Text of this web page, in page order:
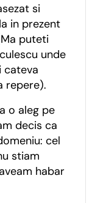
si
in prezent
puteti
unde
cateva
repere).
o aleg pe
decis ca
cel
stiam
habar